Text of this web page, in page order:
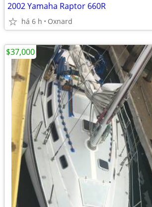
2002 Yamaha Raptor 660R
há 6 h Oxnard
$37,000